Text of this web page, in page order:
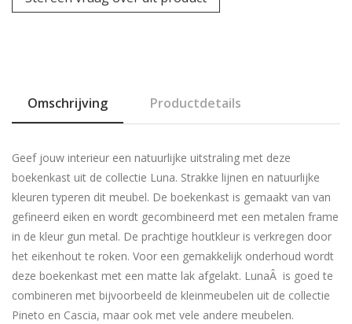
Omschrijving Productdetails
Geef jouw interieur een natuurlijke uitstraling met deze
boekenkast uit de collectie Luna. Strakke lijnen en natuurlijke
kleuren typeren dit meubel. De boekenkast is gemaakt van van
gefineerd eiken en wordt gecombineerd met een metalen frame
in de kleur gun metal. De prachtige houtkleur is verkregen door
het eikenhout te roken. Voor een gemakkelijk onderhoud wordt
deze boekenkast met een matte lak afgelakt. LunaÂ is goed te
combineren met bijvoorbeeld de kleinmeubelen uit de collectie
Pineto en Cascia, maar ook met vele andere meubelen.